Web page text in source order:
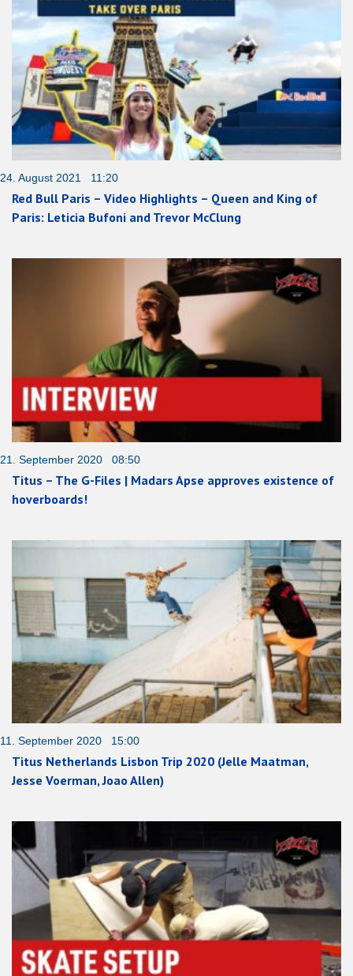
24. August 2021 11:20
Red Bull Paris – Video Highlights – Queen and King of
Paris: Leticia Bufoni and Trevor McClung
21. September 2020 08:50
Titus – The G-Files | Madars Apse approves existence of
hoverboards!
11. September 2020 15:00
Titus Netherlands Lisbon Trip 2020 (Jelle Maatman,
Jesse Voerman, Joao Allen)